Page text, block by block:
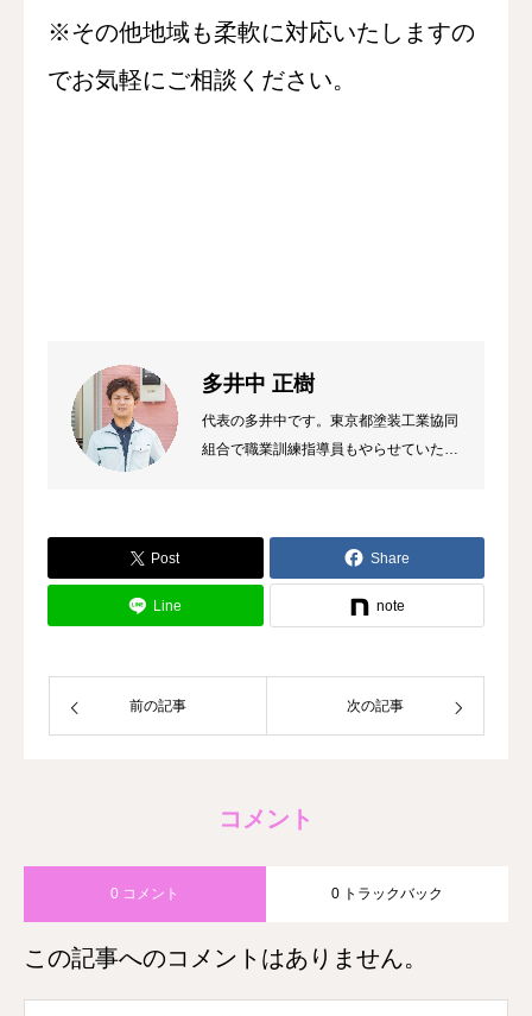
※その他地域も柔軟に対応いたしますの
でお気軽にご相談ください。
多井中 正樹
代表の多井中です。東京都塗装工業協同
組合で職業訓練指導員もやらせていただ
Post Share
Line note
前の記事 次の記事
コメント
0 コメント 0 トラックバック
この記事へのコメントはありません。